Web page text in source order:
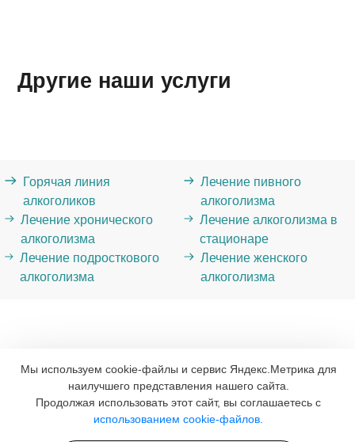
Другие наши услуги
Горячая линия
алкоголиков
Лечение пивного
алкоголизма
Лечение хронического
алкоголизма
Лечение алкоголизма в
стационаре
Лечение подросткового
алкоголизма
Лечение женского
алкоголизма
Мы используем cookie-файлы и сервис Яндекс.Метрика для
наилучшего представления нашего сайта.
Продолжая использовать этот сайт, вы соглашаетесь с
использованием cookie-файлов.